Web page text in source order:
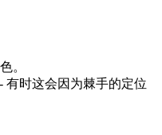
。
有时这会因为棘手的定位